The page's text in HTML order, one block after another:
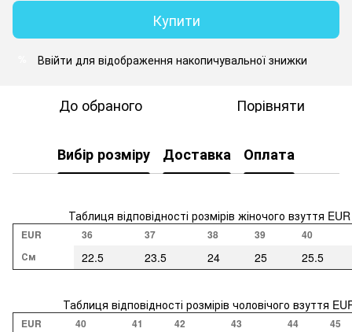
Купити
Ввійти для відображення накопичувальної знижки
До обраного Порівняти
Вибір розміру Доставка Оплата
Таблиця відповідності розмірів жіночого взуття EUR
EUR 36 37 38 39
40
См
22.5 23.5 24 25 25.5
Таблиця відповідності розмірів чоловічого взуття
EUR 40 41 42 43 44
45